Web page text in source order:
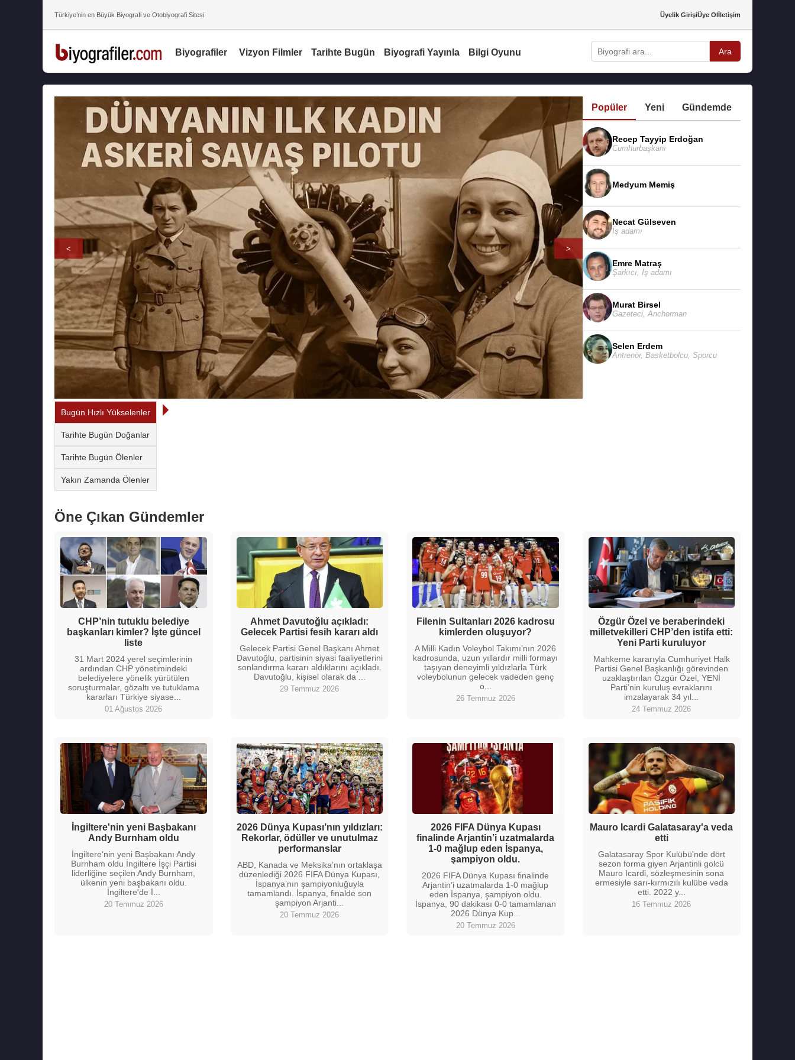
Türkiye’nin en Büyük Biyografi ve Otobiyografi Sitesi Üyelik GirişiÜye Olİletişim
Biyografiler Vizyon Filmler Tarihte Bugün Biyografi Yayınla Bilgi Oyunu Ara
< >
Popüler Yeni Gündemde
Recep Tayyip Erdoğan
Cumhurbaşkanı
Medyum Memiş
Necat Gülseven
İş adamı
Emre Matraş
Şarkıcı İş adamı
Murat Birsel
Gazeteci Anchorman
Selen Erdem
Antrenör, Basketbolcu Sporcu
Bugün Hızlı Yükselenler
Tarihte Bugün Doğanlar
Tarihte Bugün Ölenler
Yakın Zamanda Ölenler
Öne Çıkan Gündemler
CHP’nin tutuklu belediye
başkanları kimler? İşte güncel
liste
31 Mart 2024 yerel seçimlerinin
ardından CHP yönetimindeki
belediyelere yönelik yürütülen
soruşturmalar, gözaltı ve tutuklama
kararları Türkiye siyase...
01 Ağustos 2026
Ahmet Davutoğlu açıkladı:
Gelecek Partisi fesih kararı aldı
Gelecek Partisi Genel Başkanı Ahmet
Davutoğlu, partisinin siyasi faaliyetlerini
sonlandırma kararı aldıklarını açıkladı.
Davutoğlu, kişisel olarak da ...
29 Temmuz 2026
Filenin Sultanları 2026 kadrosu
kimlerden oluşuyor?
A Milli Kadın Voleybol Takımı’nın 2026
kadrosunda, uzun yıllardır milli formayı
taşıyan deneyimli yıldızlarla Türk
voleybolunun gelecek vadeden genç
o...
26 Temmuz 2026
Özgür Özel ve beraberindeki
milletvekilleri CHP’den istifa etti:
Yeni Parti kuruluyor
Mahkeme kararıyla Cumhuriyet Halk
Partisi Genel Başkanlığı görevinden
uzaklaştırılan Özgür Özel, YENİ
Parti’nin kuruluş evraklarını
imzalayarak 34 yıl...
24 Temmuz 2026
İngiltere'nin yeni Başbakanı
Andy Burnham oldu
İngiltere'nin yeni Başbakanı Andy
Burnham oldu İngiltere İşçi Partisi
liderliğine seçilen Andy Burnham,
ülkenin yeni başbakanı oldu.
İngiltere'de İ...
20 Temmuz 2026
2026 Dünya Kupası’nın yıldızları:
Rekorlar, ödüller ve unutulmaz
performanslar
ABD, Kanada ve Meksika’nın ortaklaşa
düzenlediği 2026 FIFA Dünya Kupası,
İspanya’nın şampiyonluğuyla
tamamlandı. İspanya, finalde son
şampiyon Arjanti...
20 Temmuz 2026
2026 FIFA Dünya Kupası
finalinde Arjantin’i uzatmalarda
1-0 mağlup eden İspanya,
şampiyon oldu.
2026 FIFA Dünya Kupası finalinde
Arjantin’i uzatmalarda 1-0 mağlup
eden İspanya, şampiyon oldu.
İspanya, 90 dakikası 0-0 tamamlanan
2026 Dünya Kup...
20 Temmuz 2026
Mauro Icardi Galatasaray'a veda
etti
Galatasaray Spor Kulübü'nde dört
sezon forma giyen Arjantinli golcü
Mauro Icardi, sözleşmesinin sona
ermesiyle sarı-kırmızılı kulübe veda
etti. 2022 y...
16 Temmuz 2026